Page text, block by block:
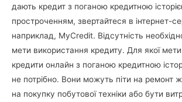
дають кредит з поганою кредитною
простроченням, звертайтеся в інтернет-
наприклад, MyCredit. Відсутність
мети використання кредиту. Для якої
кредити онлайн з поганою кредитною
не потрібно. Вони можуть піти на ремонт
на покупку побутової техніки або бути